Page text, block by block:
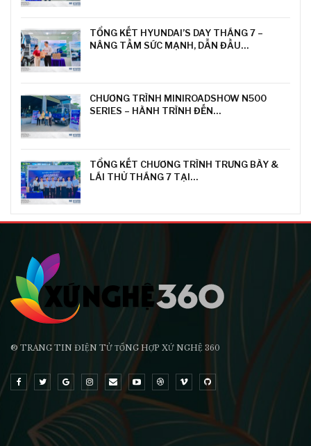
TỔNG KẾT HYUNDAI’S DAY THÁNG 7 –
NÂNG TẦM SỨC MẠNH, DẪN ĐẦU…
CHƯƠNG TRÌNH MINIROADSHOW N500
SERIES – HÀNH TRÌNH ĐẾN…
TỔNG KẾT CHƯƠNG TRÌNH TRƯNG BÀY &
LÁI THỬ THÁNG 7 TẠI…
® TRANG TIN ĐIỆN TỬ ТỔNG HỢP XỨ NGHỆ 360